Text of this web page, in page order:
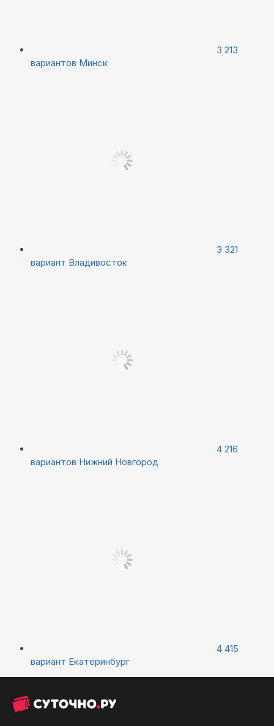
3 213
вариантов Минск
3 321
вариант Владивосток
4 216
вариантов Нижний Новгород
4 415
вариант Екатеринбург